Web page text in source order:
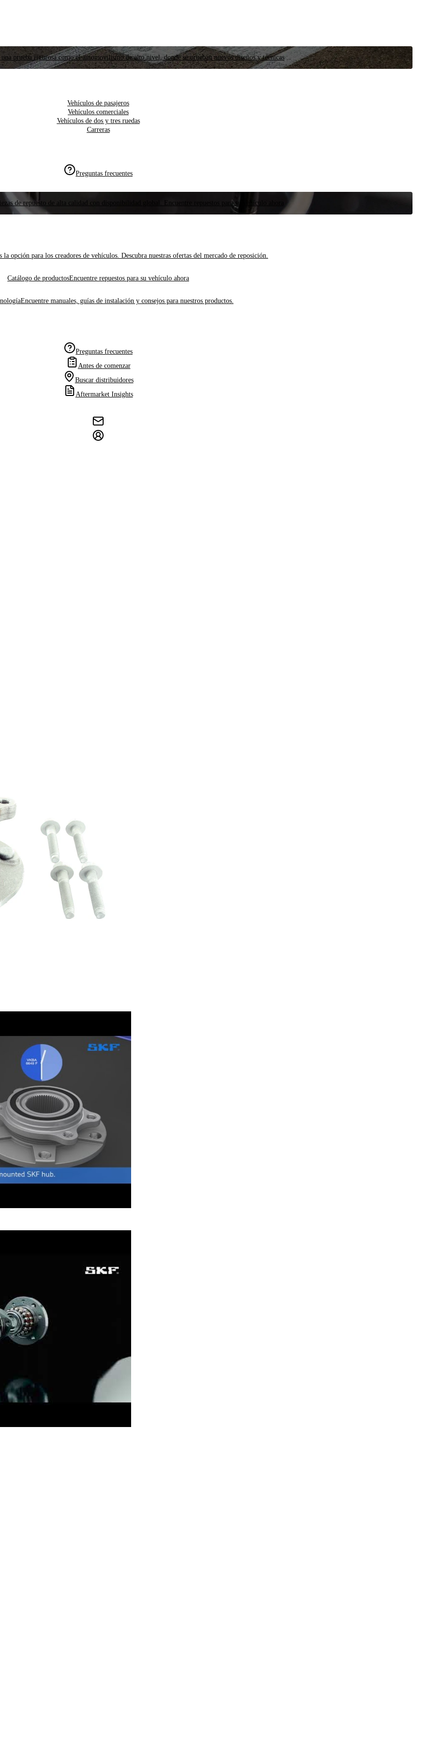
prueba rigurosa como el automovilismo de alto nivel, donde se prueban nuevos diseños y técnicas
Vehículos de pasajeros
Vehículos comerciales
Vehículos de dos y tres ruedas
Carreras
Preguntas frecuentes
de repuesto de alta calidad con disponibilidad global. Encuentre repuestos para su vehículo ahora
la opción para los creadores de vehículos. Descubra nuestras ofertas del mercado de reposición.
Catálogo de productosEncuentre repuestos para su vehículo ahora
Encuentre manuales, guías de instalación y consejos para nuestros productos.
Preguntas frecuentes
Antes de comenzar
Buscar distribuidores
Aftermarket Insights